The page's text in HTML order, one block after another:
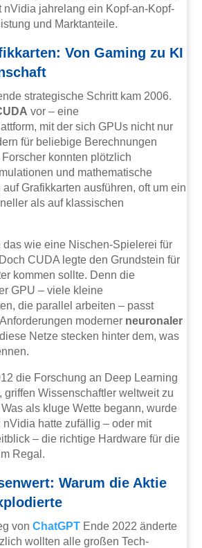
nVidia jahrelang ein Kopf-an-Kopf-
und Marktanteile.
Von Gaming zu KI
strategische Schritt kam 2006.
vor – eine
mit der sich GPUs nicht nur
für beliebige Berechnungen
konnten plötzlich
und mathematische
Grafikkarten ausführen, oft um ein
als auf klassischen
das wie eine Nischen-Spielerei für
CUDA legte den Grundstein für
kommen sollte. Denn die
GPU – viele kleine
die parallel arbeiten – passt
moderner neuronaler
Netze stecken hinter dem, was
die Forschung an Deep Learning
griffen Wissenschaftler weltweit zu
als kluge Wette begann, wurde
nVidia hatte zufällig – oder mit
– die richtige Hardware für die
Regal.
Warum die Aktie
vonChatGPT Ende 2022 änderte
wollten alle großen Tech-